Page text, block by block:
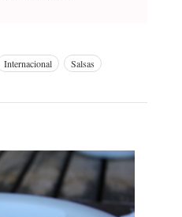
Internacional Salsas